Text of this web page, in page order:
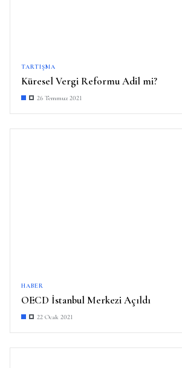
TARTIŞMA
Küresel Vergi Reformu Adil mi?
26 Temmuz 2021
HABER
OECD İstanbul Merkezi Açıldı
22 Ocak 2021